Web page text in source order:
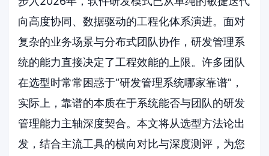
向高度协同、数据驱动的工程化体系演进。面对
复杂的业务场景与分布式团队协作，研发管理系
统的能力直接决定了工程效能的上限。许多团队
在选型时常常困惑于“研发管理系统哪家靠谱”，
实际上，靠谱的本质在于系统能否与团队的研发
管理能力主轴深度契合。本文将从选型方法论出
发，结合主流工具的横向对比与深度测评，为您